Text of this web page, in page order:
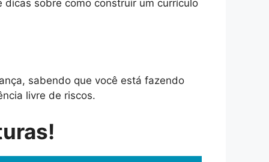
sobre como construir um currículo
sabendo que você está fazendo
livre de riscos.